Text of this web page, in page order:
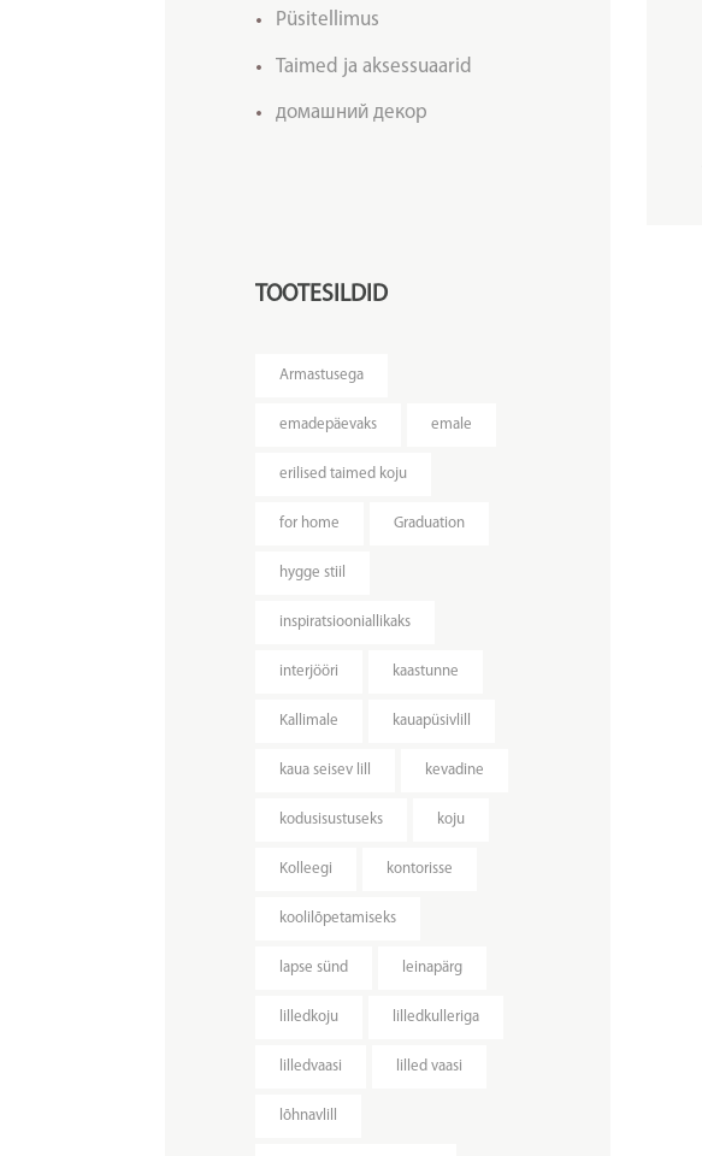
Püsitellimus
Taimed ja aksessuaarid
домашний декор
TOOTESILDID
Armastusega
emadepäevaks emale
erilised taimed koju
for home Graduation
hygge stiil
inspiratsiooniallikaks
interjööri kaastunne
Kallimale kauapüsivlill
kaua seisev lill kevadine
kodusisustuseks koju
Kolleegi kontorisse
koolilõpetamiseks
lapse sünd leinapärg
lilledkoju lilledkulleriga
lilledvaasi lilled vaasi
lõhnavlill